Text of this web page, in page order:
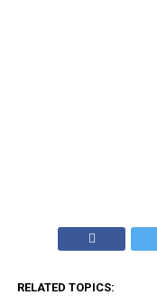
RELATED TOPICS: